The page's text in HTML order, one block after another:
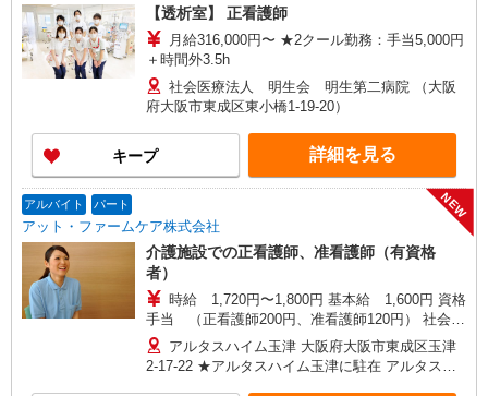
【透析室】 正看護師
月給316,000円〜 ★2クール勤務：手当5,000円
＋時間外3.5h
社会医療法人 明生会 明生第二病院 （大阪
府大阪市東成区東小橋1-19-20）
キープ 詳細を見る
アルバイト パート
アット・ファームケア株式会社
NEW
介護施設での正看護師、准看護師（有資格
者）
時給 1,720円〜1,800円 基本給 1,600円 資格
手当 （正看護師200円、准看護師120円） 社会保
険完備（雇用・労災・健康・厚生年金）・賞与年2
回
アルタスハイム玉津 大阪府大阪市東成区玉津
2-17-22 ★アルタスハイム玉津に駐在 アルタスハ